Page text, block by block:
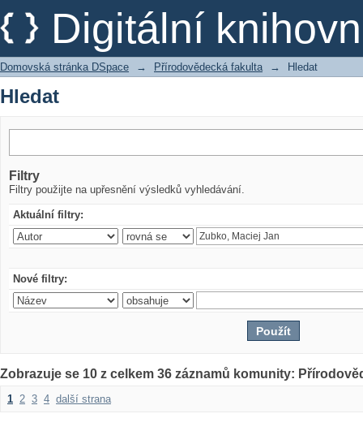
Digitální
Hledat
Domovská stránka DSpace → Přírodovědecká fakulta → Hledat
Hledat
Filtry
Filtry použijte na upřesnění výsledků vyhledávání.
Aktuální filtry:
Nové filtry:
Zobrazuje se 10 z celkem 36 záznamů komunity:
1 2 3 4 další strana